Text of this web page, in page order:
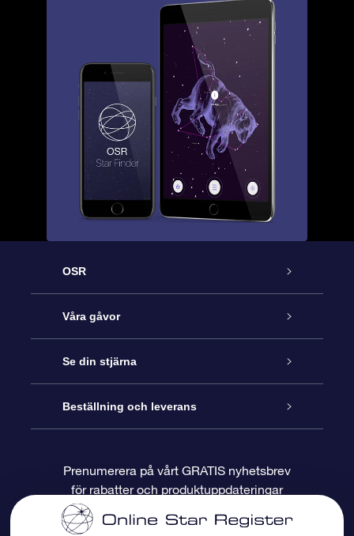
OSR
Kundtjänst
Kontakta oss
Blogg
Recensioner
Våra gåvor
Online-Stjärngåva
OSR Gåvopaket
OSR Presentkort
Se din stjärna
Stjärnregiste
Personlig Stjärnsida
Beställning och leverans
Betalningsinformation
Prenumerera på vårt GRATIS nyhetsbrev
för rabatter och produktuppdateringar